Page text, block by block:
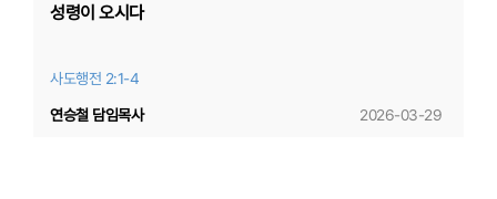
성령이 오시다
사도행전 2:1-4
2026-03-29
연승철 담임목사